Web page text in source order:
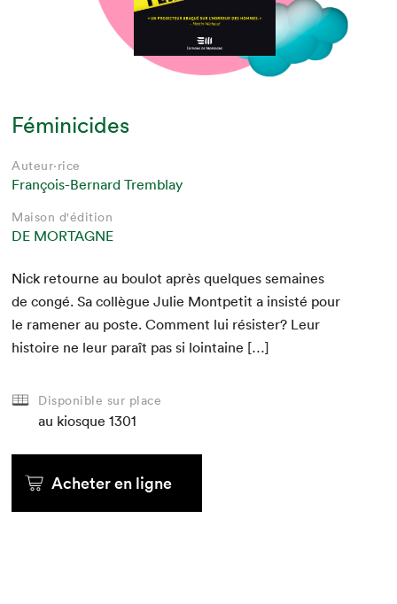
Féminicides
Auteur·rice
François-Bernard Tremblay
Maison d'édition
DE MORTAGNE
Nick retourne au boulot après quelques semaines
de con­gé. Sa col­lègue Julie Mont­petit a insisté pour
le ramen­er au poste. Com­ment lui résis­ter? Leur
his­toire ne leur paraît pas si lointaine […]
Disponible sur place
au kiosque 1301
Acheter en ligne